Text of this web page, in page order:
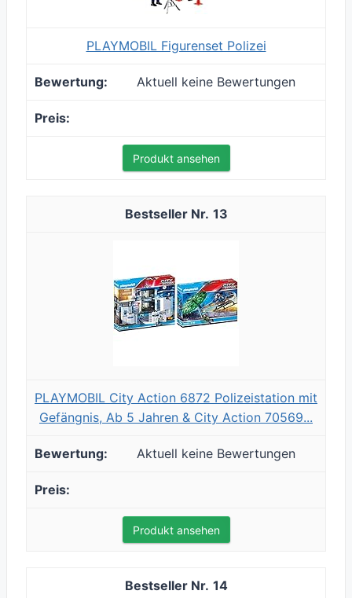
PLAYMOBIL Figurenset Polizei
Aktuell keine Bewertungen
Produkt ansehen
13
PLAYMOBIL City Action 6872 Polizeistation mit
Gefängnis, Ab 5 Jahren & City Action 70569...
Aktuell keine Bewertungen
Produkt ansehen
14